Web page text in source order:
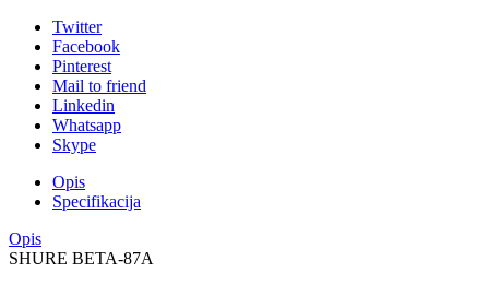
Twitter
Facebook
Pinterest
Mail to friend
Linkedin
Whatsapp
Skype
Opis
Specifikacija
Opis
SHURE BETA-87A